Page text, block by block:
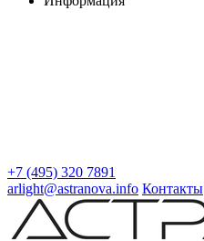
+7 (495) 320 7891
arlight@astranova.info Контакты